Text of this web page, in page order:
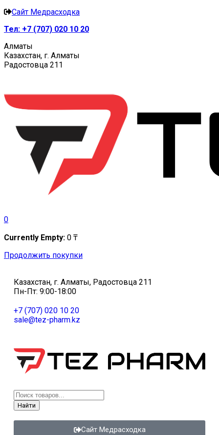
Сайт Медрасходка
Тел: +7 (707) 020 10 20
Алматы
Казахстан, г. Алматы
Радостовца 211
0
Currently Empty: 0 ₸
Продолжить покупки
Казахстан, г. Алматы, Радостовца 211
Пн-Пт: 9:00-18:00
+7 (707) 020 10 20
sale@tez-pharm.kz
Найти
Сайт Медрасходка